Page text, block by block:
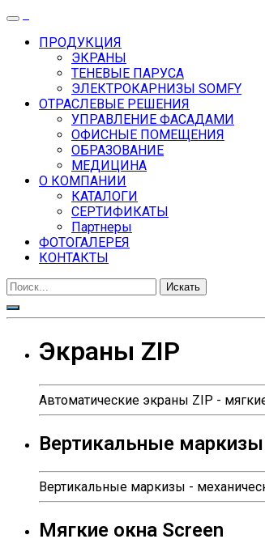
ПРОДУКЦИЯ
ЭКРАНЫ
ТЕНЕВЫЕ ПАРУСА
ЭЛЕКТРОКАРНИЗЫ SOMFY
ОТРАСЛЕВЫЕ РЕШЕНИЯ
УПРАВЛЕНИЕ ФАСАДАМИ
ОФИСНЫЕ ПОМЕЩЕНИЯ
ОБРАЗОВАНИЕ
МЕДИЦИНА
О КОМПАНИИ
КАТАЛОГИ
СЕРТИФИКАТЫ
Партнеры
ФОТОГАЛЕРЕЯ
КОНТАКТЫ
Экраны ZIP
Автоматические экраны ZIP -
Вертикальные маркизы
Вертикальные маркизы -
Мягкие окна Screen